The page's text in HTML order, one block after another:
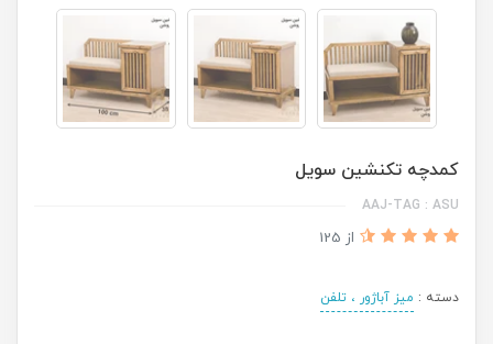
کمدچه تکنشین سویل
AAJ-TAG : ASU
از 125
دسته : میز آباژور ، تلفن